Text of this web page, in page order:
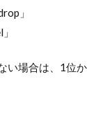
」
い場合は、1位